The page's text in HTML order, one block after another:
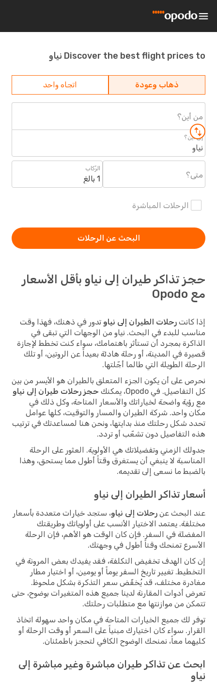
Discover the best flight prices to نياو
ذهاب وعودة اتجاه واحد
من أين؟
إلى أين؟
نياو
متى؟
الرُكاب
1 بالغ
الرحلات المباشرة
البحث عن الرحلات
حجز تذاكر طيران إلى نياو بأقل الأسعار
مع Opodo
إذا كانت رحلات الطيران إلى نياو تدور في ذهنك، فهذا وقت
مناسب للبدء في البحث. نياو من الوجهات التي تبقى في
الذاكرة بمجرد أن تستأثر باهتمامك، سواء كنت تخطط لإجازة
قصيرة في المدينة، أو رحلة هادئة بعيداً عن الروتين، أو تلك
الرحلة الطويلة التي طالما أجّلتها.
نحرص على أن يكون الجزء المتعلق بالطيران هو الأيسر من بين
كل التفاصيل. في Opodo، يمكنك
حجز رحلات طيران إلى نياو
مع رؤية واضحة لخياراتك والأسعار المتاحة، وكل ذلك في
مكان واحد. شركة الطيران والمسار والتوقيت، كلها عوامل
تحدد شكل رحلتك منذ بدايتها، ونحن هنا لمساعدتك في ترتيب
هذه التفاصيل دون تشعّب أو تردد.
جدولك الزمني وتفضيلاتك هي الأولوية. العثور على الرحلة
المناسبة لا ينبغي أن يستغرق وقتاً أطول مما يستحق، وهذا
بالضبط ما نسعى إلى تقديمه.
أسعار تذاكر الطيران إلى نياو
عند البحث عن رحلات إلى نياو، ستجد خيارات متعددة بأسعار
مختلفة. يعتمد الاختيار الأنسب على أولوياتك وطريقتك
المفضلة في السفر. فإن كان الوقت هو الأهم، فإن الرحلة
الأسرع تمنحك وقتاً أطول في وجهتك.
إن كان الهدف تخفيض التكلفة، فقد يفيدك بعض المرونة في
التخطيط. تغيير تاريخ السفر يوماً أو يومين، أو اختيار مطار
مغادرة مختلف، قد يُخفّض سعر التذكرة بشكل ملحوظ.
تعرض أدوات المقارنة لدينا جميع هذه المتغيرات بوضوح، حتى
تتمكن من موازنتها مع متطلبات رحلتك.
توفر لك جميع الخيارات المتاحة في مكان واحد سهولة اتخاذ
القرار. سواء كان اختيارك مبنياً على السعر أو وقت الرحلة أو
كليهما معاً، نمنحك الوضوح الكافي لتحجز باطمئنان.
ابحث عن تذاكر طيران مباشرة وغير مباشرة إلى
نياو